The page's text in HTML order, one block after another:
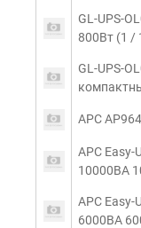
GL-UPS-
800Вт (1 /
GL-UPS-
APC
APC Easy-
10000ВA
APC Easy-
6000ВA